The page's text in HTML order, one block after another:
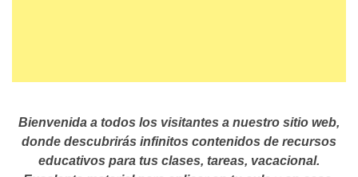
Bienvenida a todos los visitantes a nuestro sitio web,
donde descubrirás infinitos contenidos de recursos
educativos para tus clases, tareas, vacacional.